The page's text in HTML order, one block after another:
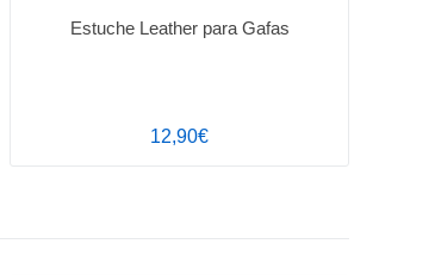
Estuche Leather para Gafas
12,90€